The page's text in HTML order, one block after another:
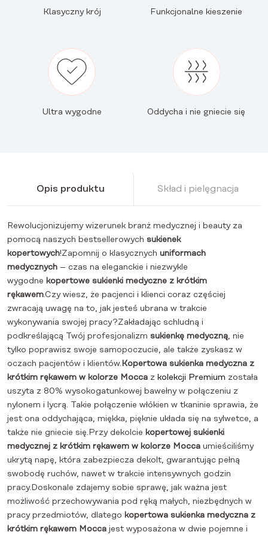
Klasyczny krój Funkcjonalne kieszenie
Ultra wygodne Oddycha i nie gniecie się
Opis produktu Skład i pielęgnacja
Rewolucjonizujemy wizerunek branż medycznej i beauty za
pomocą naszych bestsellerowych sukienek
kopertowych!Zapomnij o klasycznych uniformach
medycznych – czas na eleganckie i niezwykle
wygodne kopertowe sukienki medyczne z krótkim
rękawem.Czy wiesz, że pacjenci i klienci coraz częściej
zwracają uwagę na to, jak jesteś ubrana w trakcie
wykonywania swojej pracy?Zakładając schludną i
podkreślającą Twój profesjonalizm sukienkę medyczną, nie
tylko poprawisz swoje samopoczucie, ale także zyskasz w
oczach pacjentów i klientów. Kopertowa sukienka medyczna z
krótkim rękawem w kolorze Mocca z kolekcji Premium została
uszyta z 80% wysokogatunkowej bawełny w połączeniu z
nylonem i lycrą. Takie połączenie włókien w tkaninie sprawia, że
jest ona oddychająca, miękka, pięknie układa się na sylwetce, a
także nie gniecie się.Przy dekolcie kopertowej sukienki
medycznej z krótkim rękawem w kolorze Mocca umieściliśmy
ukrytą napę, która zabezpiecza dekolt, gwarantując pełną
swobodę ruchów, nawet w trakcie intensywnych godzin
pracy.Doskonale zdajemy sobie sprawę, jak ważna jest
możliwość przechowywania pod ręką małych, niezbędnych w
pracy przedmiotów, dlatego kopertowa sukienka medyczna z
krótkim rękawem Mocca jest wyposażona w dwie pojemne i